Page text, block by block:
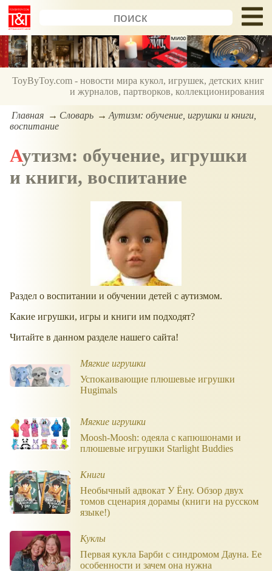
ToyByToy.com - новости мира кукол, игрушек, детских книг
и журналов, партворков, коллекционирования
Главная Словарь
Аутизм: обучение, игрушки и книги,
воспитание
Аутизм: обучение, игрушки
и книги, воспитание
Раздел о воспитании и обучении детей с аутизмом.
Какие игрушки, игры и книги им подходят?
Читайте в данном разделе нашего сайта!
Мягкие игрушки
Успокаивающие плюшевые игрушки
Hugimals
Мягкие игрушки
Moosh-Moosh: одеяла с капюшонами и
плюшевые игрушки Starlight Buddies
Книги
Необычный адвокат У Ёну. Обзор двух
томов сценария дорамы (книги на русском
языке!)
Куклы
Первая кукла Барби с синдромом Дауна. Ее
особенности и зачем она нужна